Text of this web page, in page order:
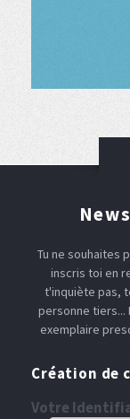
Tu ne souhaites
inscris toi en
t'inquiète pas,
personne tiers...
exemplaire
Création de
Votre